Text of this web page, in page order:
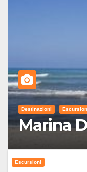
Destinazioni
Marina
Escursioni